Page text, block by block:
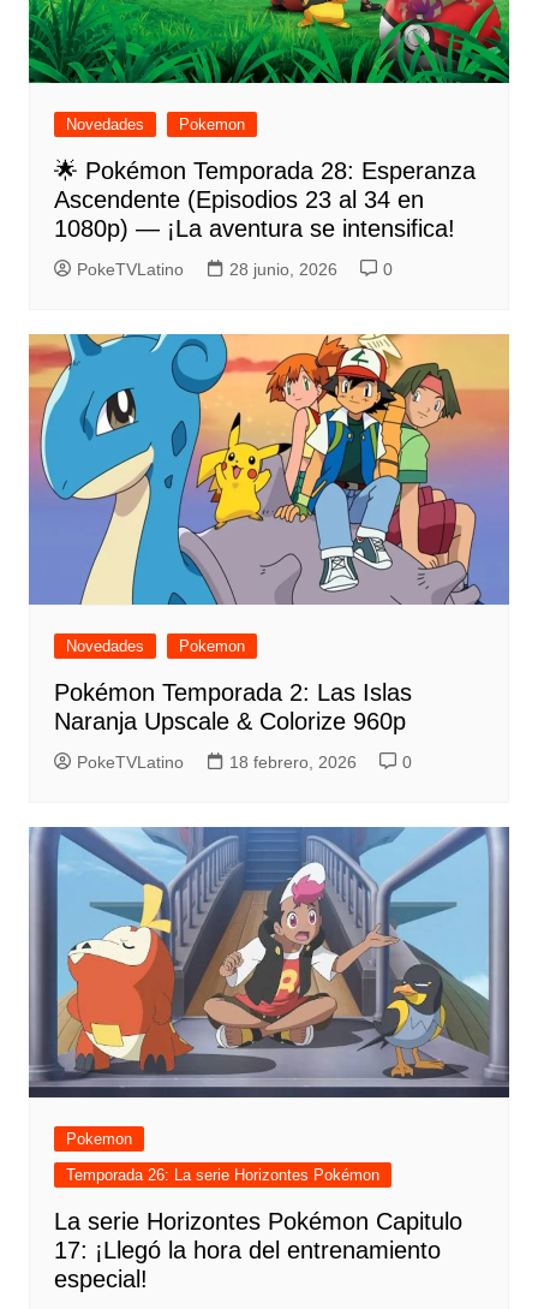
Novedades Pokemon
🌟 Pokémon Temporada 28: Esperanza
Ascendente (Episodios 23 al 34 en
1080p) — ¡La aventura se intensifica!
PokeTVLatino 28 junio, 2026 0
Novedades Pokemon
Pokémon Temporada 2: Las Islas
Naranja Upscale & Colorize 960p
PokeTVLatino 18 febrero, 2026 0
Pokemon
Temporada 26: La serie Horizontes Pokémon
La serie Horizontes Pokémon Capitulo
17: ¡Llegó la hora del entrenamiento
especial!